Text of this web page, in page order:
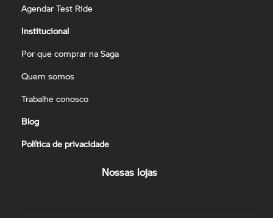
Agendar Test Ride
Institucional
Por que comprar na Saga
Quem somos
Trabalhe conosco
Blog
Política de privacidade
Nossas lojas